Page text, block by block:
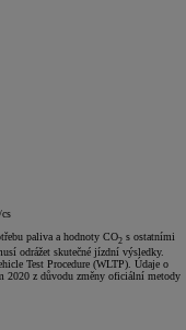
paliva a hodnoty CO2 s ostatními
odrážet skutečné jízdní výsledky.
Test Procedure (WLTP). Údaje o
2020 z důvodu změny oficiální metody